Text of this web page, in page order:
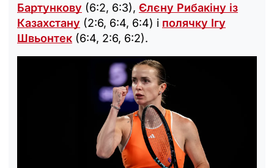
Бартункову (6:2, 6:3), Єлєну Рибакіну із
Казахстану (2:6, 6:4, 6:4) і полячку Ігу
Швьонтек (6:4, 2:6, 6:2).